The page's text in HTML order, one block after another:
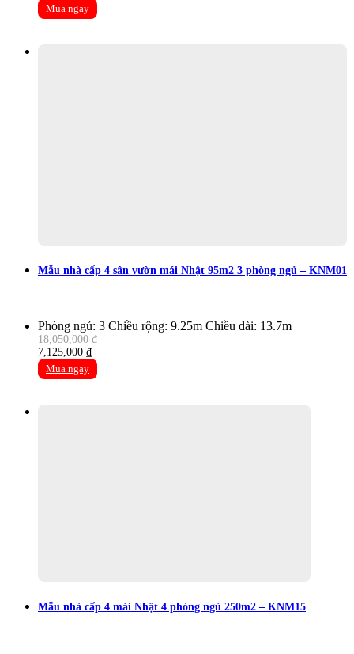
price
was:
price
is:
Mua ngay
Mẫu nhà cấp 4 sân vườn mái Nhật 95m2 3 phòng ngủ – KNM01
Phòng ngủ: 3 Chiều rộng: 9.25m Chiều dài: 13.7m
18,050,000₫
Original
price
was:
7,125,000 ₫Current
price
is:
Mua ngay
Mẫu nhà cấp 4 mái Nhật 4 phòng ngủ 250m2 – KNM15